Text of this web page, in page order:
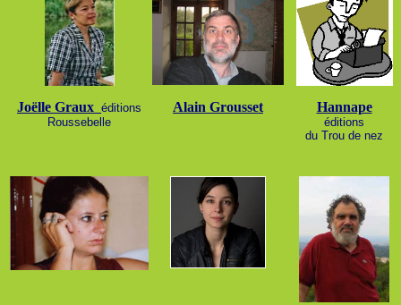
Joëlle Graux éditions
Roussebelle
Alain Grousset Hannape
éditions
du Trou de nez